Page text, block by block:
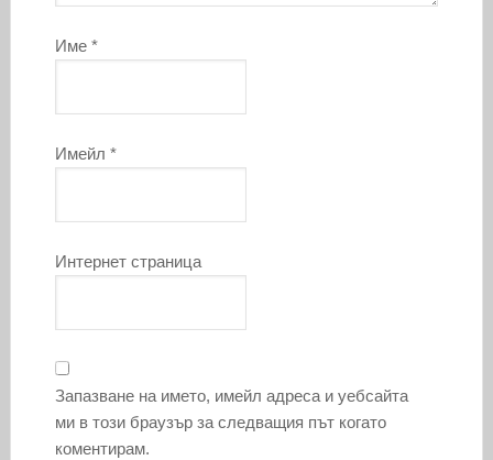
Име *
Имейл *
Интернет страница
Запазване на името, имейл адреса и уебсайта
ми в този браузър за следващия път когато
коментирам.